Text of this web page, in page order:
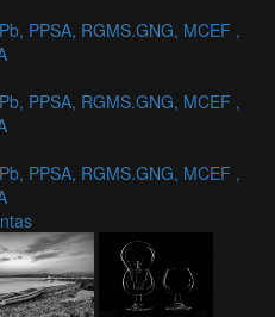
PPSA, RGMS.GNG, MCEF ,
PPSA, RGMS.GNG, MCEF ,
PPSA, RGMS.GNG, MCEF ,